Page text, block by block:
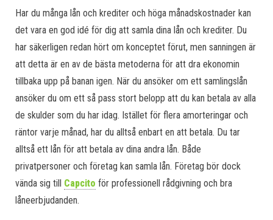
Har du många lån och krediter och höga månadskostnader kan
det vara en god idé för dig att samla dina lån och krediter. Du
har säkerligen redan hört om konceptet förut, men sanningen är
att detta är en av de bästa metoderna för att dra ekonomin
tillbaka upp på banan igen. När du ansöker om ett samlingslån
ansöker du om ett så pass stort belopp att du kan betala av alla
de skulder som du har idag. Istället för flera amorteringar och
räntor varje månad, har du alltså enbart en att betala. Du tar
alltså ett lån för att betala av dina andra lån. Både
privatpersoner och företag kan samla lån. Företag bör dock
vända sig till Capcito för professionell rådgivning och bra
låneerbjudanden.